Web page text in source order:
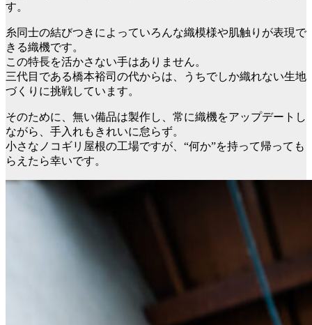
す。
糸同士の結びつきによっていろんな織模様や肌触りが表現で
きる織機です。
この特長を活かさない手はありません。
三代目である橋本裕司の代からは、うちでしか織れない生地
づくりに挑戦しています。
そのために、無い備品は製作し、常に織機をアップデートし
ながら、手入れもきれいに怠らず。
小さなノコギリ屋根の工場ですが、“何か”を持って帰っても
らえたら幸いです。